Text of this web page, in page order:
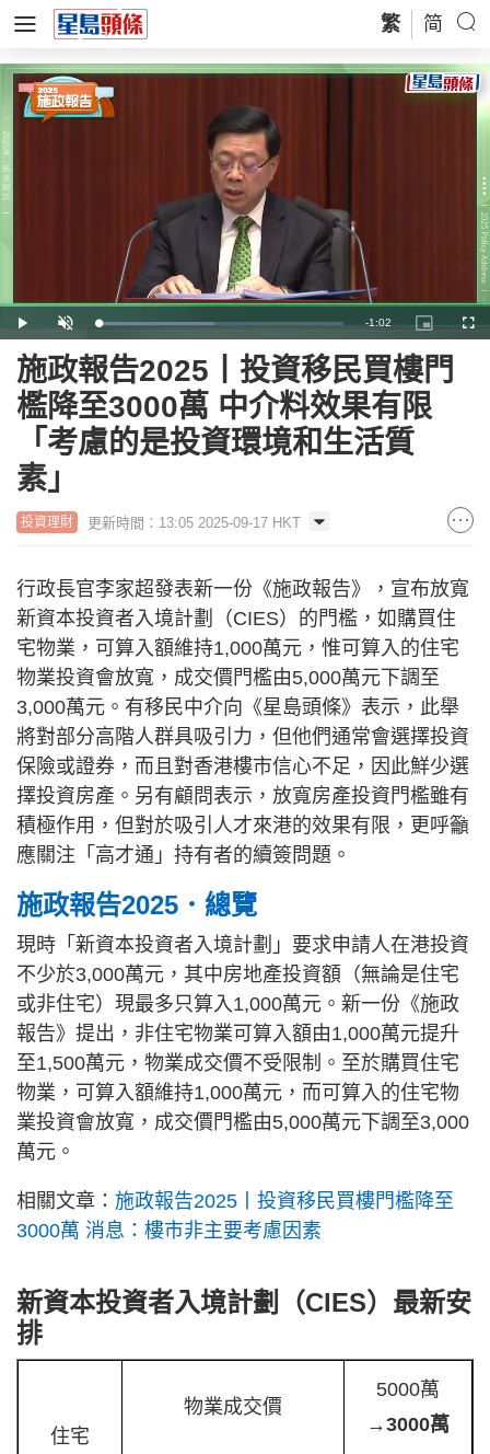
繁 简
Play Unmute Loaded:
47.38%
Remaining
Time
-1:02
Picture-
in-
施政報告2025丨投資移民買樓門
檻降至3000萬 中介料效果有限
「考慮的是投資環境和生活質
素」
投資理財 更新時間：13:05 2025-09-17 HKT
行政長官李家超發表新一份《施政報告》，宣布放寬
新資本投資者入境計劃（CIES）的門檻，如購買住
宅物業，可算入額維持1,000萬元，惟可算入的住宅
物業投資會放寬，成交價門檻由5,000萬元下調至
3,000萬元。有移民中介向《星島頭條》表示，此舉
將對部分高階人群具吸引力，但他們通常會選擇投資
保險或證券，而且對香港樓市信心不足，因此鮮少選
擇投資房產。另有顧問表示，放寬房產投資門檻雖有
積極作用，但對於吸引人才來港的效果有限，更呼籲
應關注「高才通」持有者的續簽問題。
施政報告2025．總覽
現時「新資本投資者入境計劃」要求申請人在港投資
不少於3,000萬元，其中房地產投資額（無論是住宅
或非住宅）現最多只算入1,000萬元。新一份《施政
報告》提出，非住宅物業可算入額由1,000萬元提升
至1,500萬元，物業成交價不受限制。至於購買住宅
物業，可算入額維持1,000萬元，而可算入的住宅物
業投資會放寬，成交價門檻由5,000萬元下調至3,000
萬元。
相關文章： 施政報告2025丨投資移民買樓門檻降至
3000萬 消息：樓市非主要考慮因素
新資本投資者入境計劃（CIES）最新安
排
住宅
物業成交價
5000萬
→3000萬